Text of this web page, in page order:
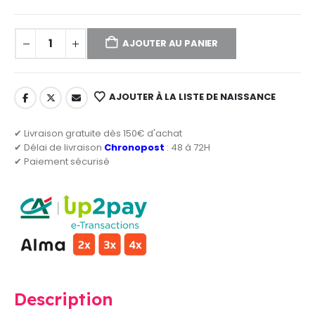
AJOUTER AU PANIER
AJOUTER À LA LISTE DE NAISSANCE
✔ Livraison gratuite dès 150€ d'achat
✔ Délai de livraison Chronopost : 48 à 72H
✔ Paiement sécurisé
Description